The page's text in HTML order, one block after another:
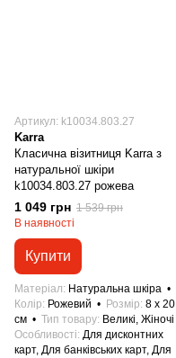
Артикул: k10034.803.27
Karra
Класична візитниця Karra з
натуральної шкіри
k10034.803.27 рожева
1 049 грн 1 539 грн
В наявності
Купити
Матеріал
Натуральна шкіра
Колір
Рожевий Розмір 8 x 20
см
Тип товару Великі, Жіночі
Особливості Для дисконтних
карт, Для банківських карт, Для